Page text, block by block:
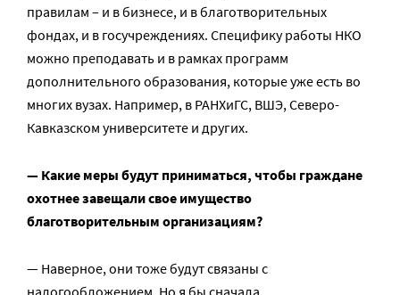
правилам – и в бизнесе, и в благотворительных
фондах, и в госучреждениях. Специфику работы НКО
можно преподавать и в рамках программ
дополнительного образования, которые уже есть во
многих вузах. Например, в РАНХиГС, ВШЭ, Северо-
Кавказском университете и других.
— Какие меры будут приниматься, чтобы граждане
охотнее завещали свое имущество
благотворительным организациям?
— Наверное, они тоже будут связаны с
налогообложением. Но я бы сначала